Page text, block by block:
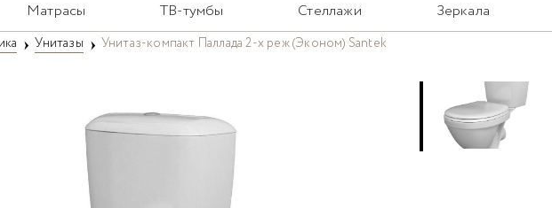
Матрасы ТВ-тумбы Стеллажи Зеркала
Унитазы Унитаз-компакт Паллада 2-х реж (Эконом) Santek